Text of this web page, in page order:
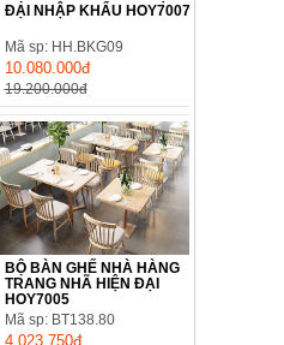
ĐẠI NHẬP KHẨU HOY7007
Mã sp: HH.BKG09
10.080.000đ
19.200.000đ
BỘ BÀN GHẾ NHÀ HÀNG
TRANG NHÃ HIỆN ĐẠI
HOY7005
Mã sp: BT138.80
4.023.750đ